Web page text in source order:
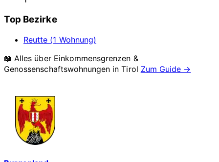
Top Bezirke
Reutte (1 Wohnung)
📖 Alles über Einkommensgrenzen &
Genossenschaftswohnungen inTirol Zum Guide →